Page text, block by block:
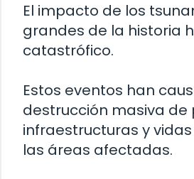
El impacto de los
grandes de la historia
catastrófico.
Estos eventos han
destrucción masiva de
infraestructuras y
las áreas afectadas.